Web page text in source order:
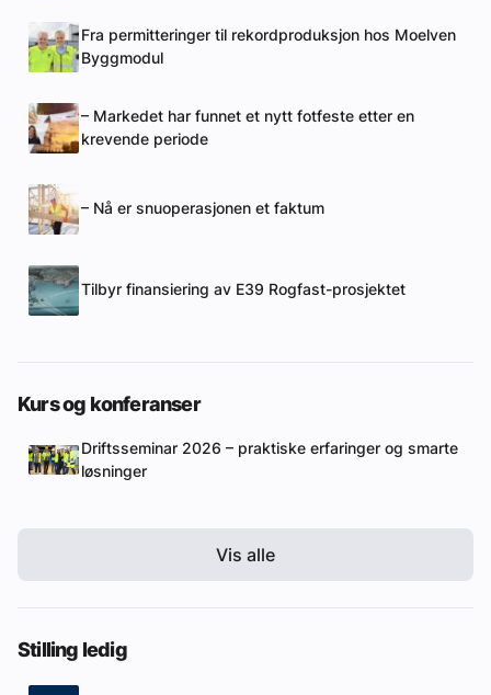
Fra permitteringer til rekordproduksjon hos Moelven
Byggmodul
– Markedet har funnet et nytt fotfeste etter en
krevende periode
– Nå er snuoperasjonen et faktum
Tilbyr finansiering av E39 Rogfast-prosjektet
Kurs og konferanser
Driftsseminar 2026 – praktiske erfaringer og smarte
løsninger
Vis alle
Stilling ledig